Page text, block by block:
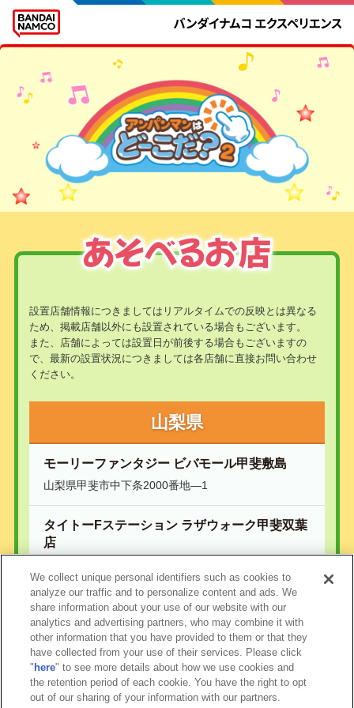
設置店舗情報につきましてはリアルタイムでの反映とは異なる
ため、掲載店舗以外にも設置されている場合もございます。
また、店舗によっては設置日が前後する場合もございますの
で、最新の設置状況につきましては各店舗に直接お問い合わせ
ください。
山梨県
モーリーファンタジー ビバモール甲斐敷島
山梨県甲斐市中下条2000番地―1
タイトーFステーション ラザウォーク甲斐双葉
店
棟1階
We collect unique personal identifiers such as cookies to
analyze our traffic and to personalize content and ads. We
share information about your use of our website with our
analytics and advertising partners, who may combine it with
other information that you have provided to them or that they
have collected from your use of their services. Please click
" here" to see more details about how we use cookies and
the retention period of each cookie. You have the right to opt
out of our sharing of your information with our partners.